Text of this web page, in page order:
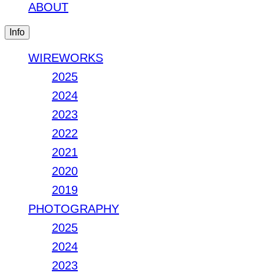
ABOUT
Info
WIREWORKS
2025
2024
2023
2022
2021
2020
2019
PHOTOGRAPHY
2025
2024
2023